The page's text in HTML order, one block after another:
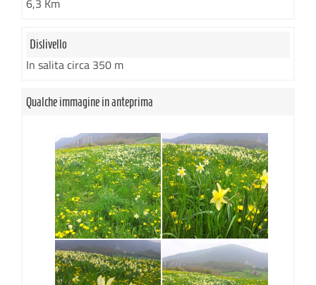
Dislivello
In salita circa 350 m
Qualche immagine in anteprima